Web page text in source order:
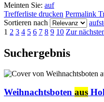
Meinten Sie: auf
Trefferliste drucken Permalink
Sortieren nach
1 2 3 4 5 6 7 8 9 10 Zur
Suchergebnis
Weihnachtsboten aus